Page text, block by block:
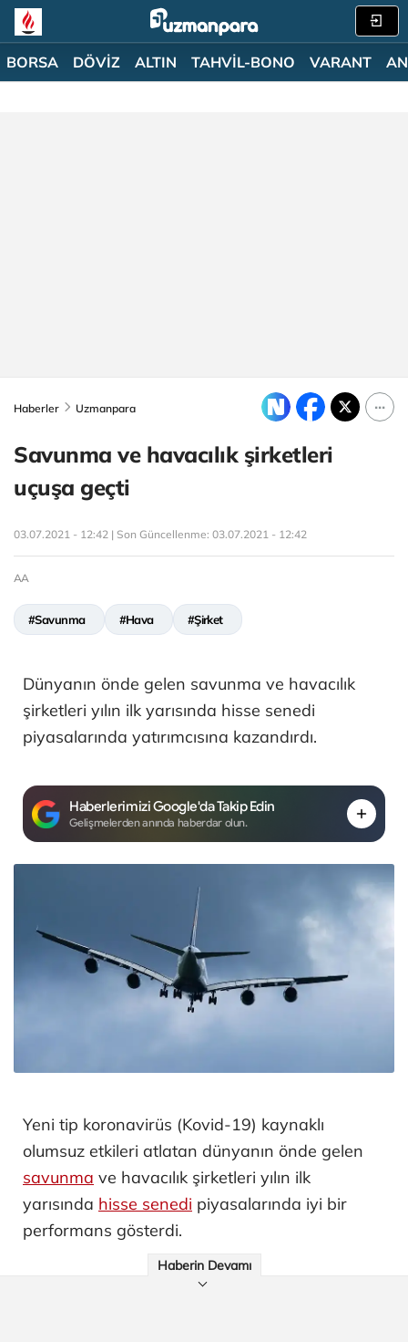
BORSA DÖVİZ ALTIN TAHVİL-BONO VARANT
Haberler Uzmanpara
Savunma ve havacılık şirketleri
uçuşa geçti
03.07.2021 - 12:42 | Son Güncellenme: 03.07.2021 - 12:42
AA
#Savunma #Hava #Şirket
Dünyanın önde gelen savunma ve havacılık
şirketleri yılın ilk yarısında hisse senedi
piyasalarında yatırımcısına kazandırdı.
Haberlerimizi Google'da Takip Edin
Gelişmelerden anında haberdar olun.
Yeni tip koronavirüs (Kovid-19) kaynaklı
olumsuz etkileri atlatan dünyanın önde gelen
savunma ve havacılık şirketleri yılın ilk
yarısında hisse senedi piyasalarında iyi bir
performans gösterdi.
Haberin Devamı